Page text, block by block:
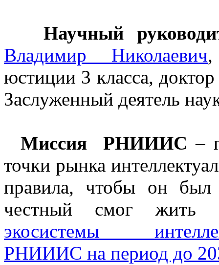
Научный
Владимир Николаевич,
юстиции 3 класса,
Заслуженный деятель
Миссия РНИИИС –
точки рынка
правила, чтобы он
честный смог жить
экосистемы
РНИИИС на период до